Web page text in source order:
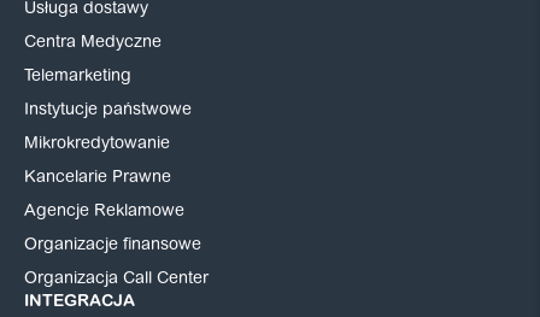
Usługa dostawy
Centra Medyczne
Telemarketing
Instytucje państwowe
Mikrokredytowanie
Kancelarie Prawne
Agencje Reklamowe
Organizacje finansowe
Organizacja Call Center
INTEGRACJA